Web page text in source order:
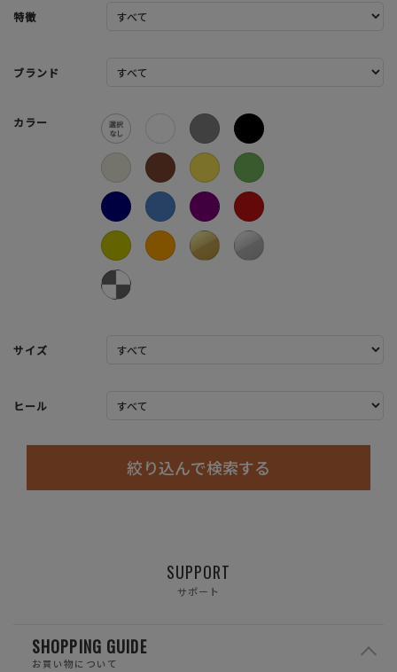
特徴
ブランド
カラー
サイズ
ヒール
絞り込んで検索する
SUPPORT
サポート
SHOPPING GUIDE
お買い物について